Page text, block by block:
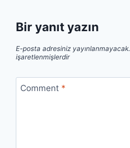
Bir yanıt yazın
E-posta adresiniz yayınlanmayacak.
işaretlenmişlerdir
Comment *